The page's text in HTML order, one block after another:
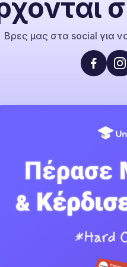
Βρες μας στα social για